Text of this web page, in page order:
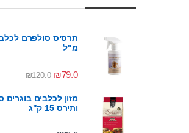
מ"ל
₪79.0
₪120.0
מזון לכלבים בוגרים
ותירס 15 ק"ג